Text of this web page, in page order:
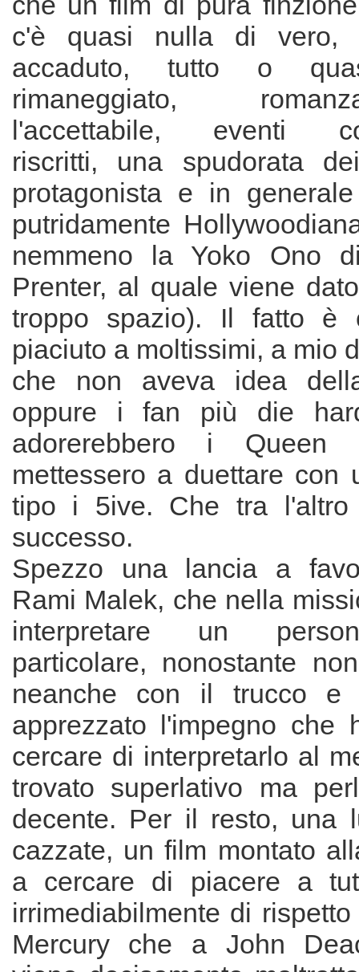
c'è quasi nulla di vero,
accaduto, tutto o
rimaneggiato,
l'accettabile, eventi
riscritti, una spudorata
protagonista e in
putridamente
nemmeno la Yoko Ono
Prenter, al quale viene
troppo spazio). Il fatto
piaciuto a moltissimi, a mio
che non aveva idea
oppure i fan più die
adorerebbero i
mettessero a duettare con
tipo i 5ive. Che tra l'altro
successo.
Spezzo una lancia a
Rami Malek, che nella
interpretare un
particolare, nonostante
neanche con il trucco e
apprezzato l'impegno che
cercare di interpretarlo al
trovato superlativo ma
decente. Per il resto, una
cazzate, un film montato
a cercare di piacere a
irrimediabilmente di
Mercury che a John